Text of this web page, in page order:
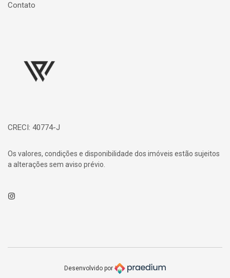
Contato
CRECI: 40774-J
Os valores, condições e disponibilidade dos imóveis estão sujeitos
a alterações sem aviso prévio.
Instagram
Desenvolvido por